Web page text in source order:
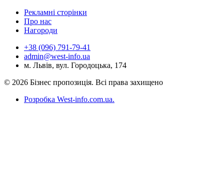
Рекламні сторінки
Про нас
Нагороди
+38 (096) 791-79-41
admin@west-info.ua
м. Львів, вул. Городоцька, 174
© 2026 Бізнес пропозиція. Всі права захищено
Розробка West-info.com.ua.